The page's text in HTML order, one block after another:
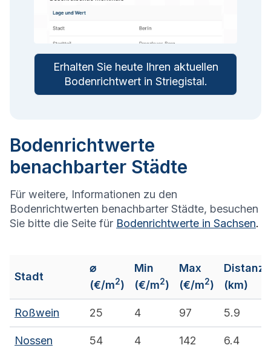
Erhalten Sie heute Ihren aktuellen
Bodenrichtwert in Striegistal.
Bodenrichtwerte
benachbarter Städte
Für weitere, Informationen zu den
Bodenrichtwerten benachbarter Städte, besuchen
Sie bitte die Seite für Bodenrichtwerte in Sachsen.
Stadt
⌀
(€/m2)
Min
(€/m2)
Max
(€/m2)
Distanz
(km)
Roßwein 25 4 97 5.9
Nossen 54 4 142 6.4